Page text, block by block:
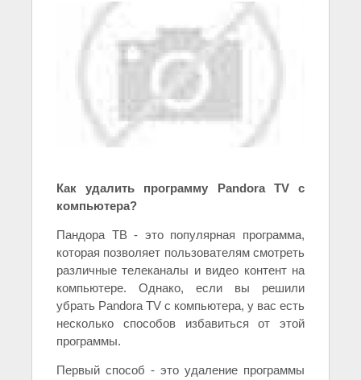
Как удалить программу Pandora TV с
компьютера?
Пандора ТВ - это популярная программа,
которая позволяет пользователям смотреть
различные телеканалы и видео контент на
компьютере. Однако, если вы решили
убрать Pandora TV с компьютера, у вас есть
несколько способов избавиться от этой
программы.
Первый способ - это удаление программы